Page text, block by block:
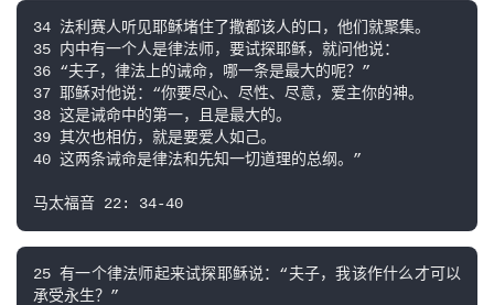
34 法利赛人听见耶稣堵住了撒都该人的口，他们就聚集。
35 内中有一个人是律法师，要试探耶稣，就问他说：
36 “夫子，律法上的诫命，哪一条是最大的呢？”
37 耶稣对他说：“你要尽心、尽性、尽意，爱主你的神。
38 这是诫命中的第一，且是最大的。
39 其次也相仿，就是要爱人如己。
40 这两条诫命是律法和先知一切道理的总纲。”
马太福音 22: 34-40
25 有一个律法师起来试探耶稣说：“夫子，我该作什么才可以
承受永生？”